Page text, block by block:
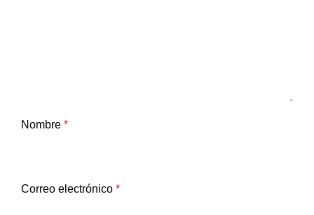
Nombre *
Correo electrónico *